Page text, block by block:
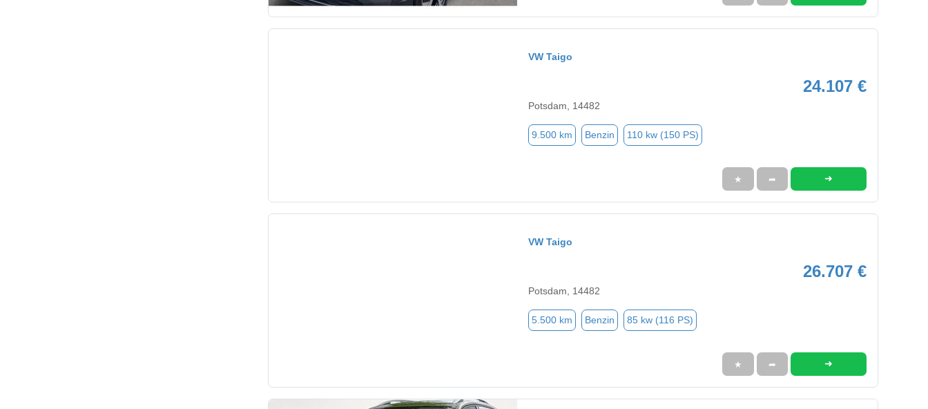
VW Taigo
24.107 €
Potsdam, 14482
9.500 km Benzin 110 kw (150 PS)
★ ➦ ➜
VW Taigo
26.707 €
Potsdam, 14482
5.500 km Benzin 85 kw (116 PS)
★ ➦ ➜